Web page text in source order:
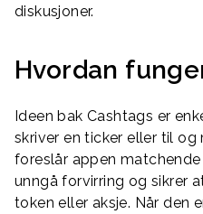
diskusjoner.
Hvordan
Ideen bak Cashtags er
skriver en ticker eller til og
foreslår appen
unngå forvirring og sikrer
token eller aksje. Når den